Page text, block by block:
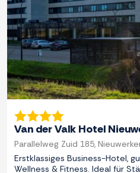
Van der Valk Hotel
Parallelweg Zuid 185,
Erstklassiges Business-Hotel,
Wellness & Fitness. Ideal für